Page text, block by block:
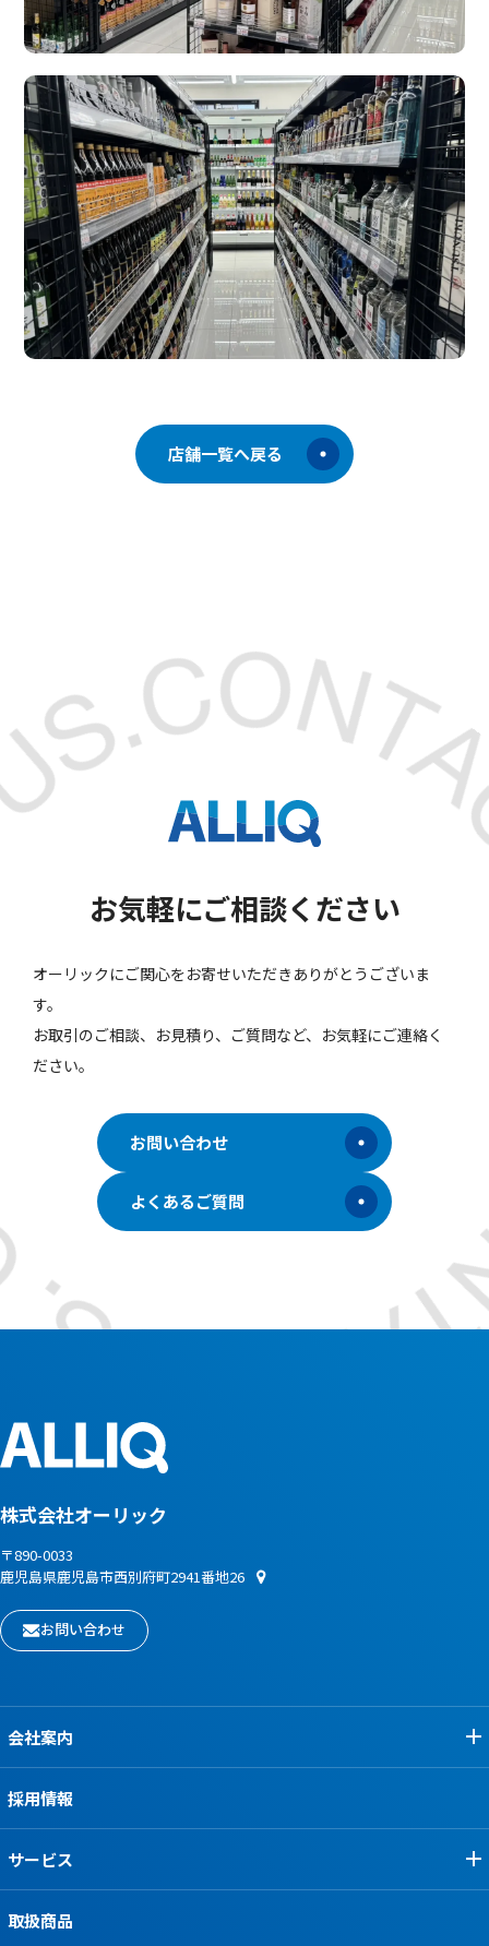
店舗一覧へ戻る
お気軽にご相談ください
オーリックにご関心をお寄せいただきありがとうございま
す。
お取引のご相談、お見積り、ご質問など、お気軽にご連絡く
ださい。
お問い合わせ
よくあるご質問
株式会社オーリック
〒890-0033
鹿児島県鹿児島市西別府町2941番地26
お問い合わせ
会社案内
採用情報
サービス
取扱商品